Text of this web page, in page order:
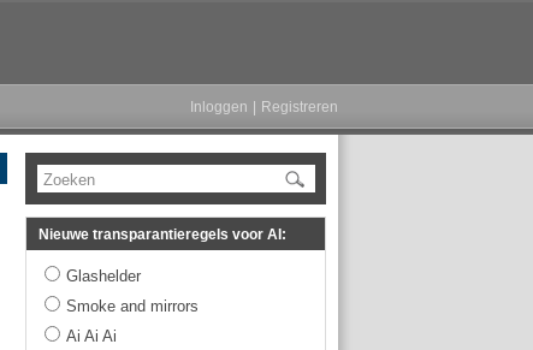
Inloggen Registreren
Zoeken
Nieuwe transparantieregels voor AI:
Glashelder
Smoke and mirrors
Ai Ai Ai